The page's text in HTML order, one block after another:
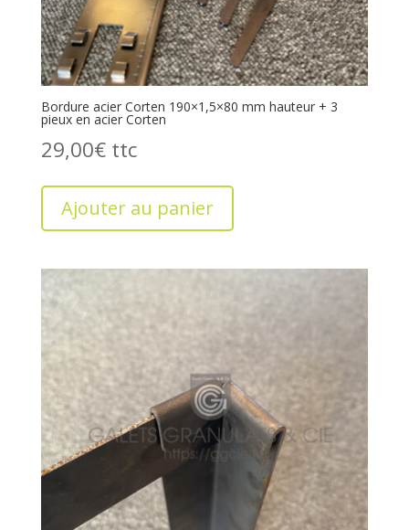
Bordure acier Corten 190×1,5×80 mm hauteur + 3
pieux en acier Corten
29,00€
Ajouter au panier